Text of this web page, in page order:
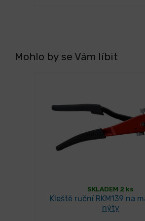
Mohlo by se Vám líbit
SKLADEM 2 ks
Kleště ruční RKM139 na
nýty